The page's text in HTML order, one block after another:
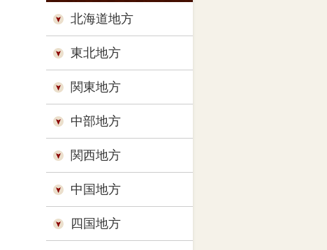
北海道地方
東北地方
関東地方
中部地方
関西地方
中国地方
四国地方